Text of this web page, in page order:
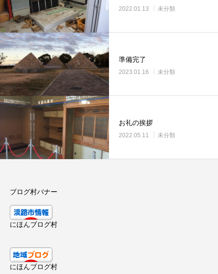
2022.01.13 未分類
準備完了
2023.01.16 未分類
お礼の挨拶
2022.05.11 未分類
ブログ村バナー
にほんブログ村
にほんブログ村